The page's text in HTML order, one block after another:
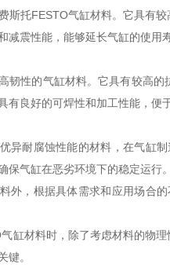
斯托FESTO气缸材料。它具有
减震性能，能够延长气缸的使用寿
韧性的气缸材料。它具有较高
有良好的可焊性和加工性能，便
异耐腐蚀性能的材料，在气缸
保气缸在恶劣环境下的稳定运行。
外，根据具体需求和应用场合
缸材料时，除了考虑材料的物
键。